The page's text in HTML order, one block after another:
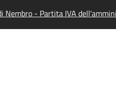
Nembro - Partita IVA